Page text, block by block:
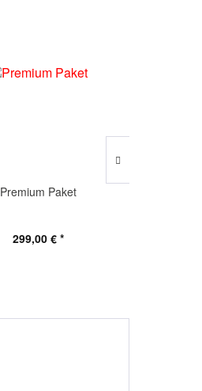
Premium Paket
299,00 € *